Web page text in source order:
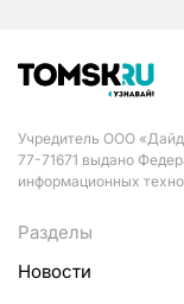
Учредитель ООО
77-71671 выдано
информационных
Разделы
Новости